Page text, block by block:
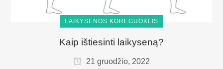
LAIKYSENOS KOREGUOKLIS
Kaip ištiesinti laikyseną?
21 gruodžio, 2022